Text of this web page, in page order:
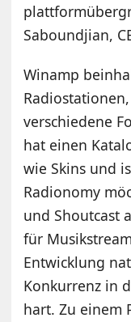
Saboundjian,
Winamp
verschiedene
hat einen
wie Skins und
Radionomy
und Shoutcast
für
Entwicklung
Konkurrenz in
hart. Zu einem